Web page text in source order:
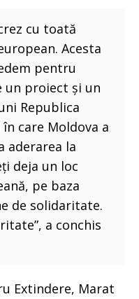
cu toată
Acesta
pentru
un proiect și un
Republica
care Moldova a
aderarea la
deja un loc
pe baza
de solidaritate.
a conchis
Extindere, Marat